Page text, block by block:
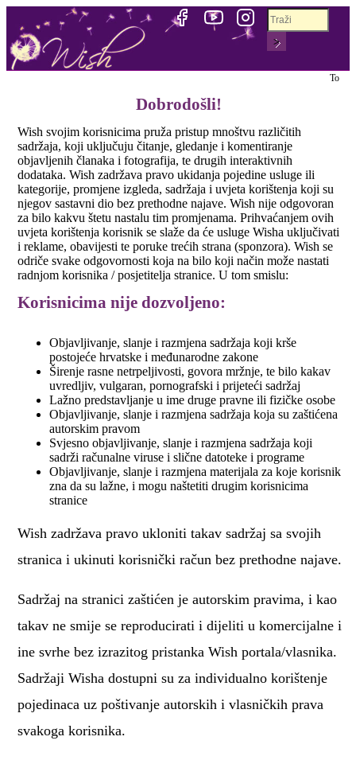
Dobrodošli!
Wish svojim korisnicima pruža pristup mnoštvu različitih
sadržaja, koji uključuju čitanje, gledanje i komentiranje
objavljenih članaka i fotografija, te drugih interaktivnih
dodataka. Wish zadržava pravo ukidanja pojedine usluge ili
kategorije, promjene izgleda, sadržaja i uvjeta korištenja koji su
njegov sastavni dio bez prethodne najave. Wish nije odgovoran
za bilo kakvu štetu nastalu tim promjenama. Prihvaćanjem ovih
uvjeta korištenja korisnik se slaže da će usluge Wisha uključivati
i reklame, obavijesti te poruke trećih strana (sponzora). Wish se
odriče svake odgovornosti koja na bilo koji način može nastati
radnjom korisnika / posjetitelja stranice. U tom smislu:
Korisnicima nije dozvoljeno:
Objavljivanje, slanje i razmjena sadržaja koji krše
postojeće hrvatske i međunarodne zakone
Širenje rasne netrpeljivosti, govora mržnje, te bilo kakav
uvredljiv, vulgaran, pornografski i prijeteći sadržaj
Lažno predstavljanje u ime druge pravne ili fizičke osobe
Objavljivanje, slanje i razmjena sadržaja koja su zaštićena
autorskim pravom
Svjesno objavljivanje, slanje i razmjena sadržaja koji
sadrži računalne viruse i slične datoteke i programe
Objavljivanje, slanje i razmjena materijala za koje korisnik
zna da su lažne, i mogu naštetiti drugim korisnicima
stranice
Wish zadržava pravo ukloniti takav sadržaj sa svojih
stranica i ukinuti korisnički račun bez prethodne najave.
Sadržaj na stranici zaštićen je autorskim pravima, i kao
takav ne smije se reproducirati i dijeliti u komercijalne i
ine svrhe bez izrazitog pristanka Wish portala/vlasnika.
Sadržaji Wisha dostupni su za individualno korištenje
pojedinaca uz poštivanje autorskih i vlasničkih prava
svakoga korisnika.